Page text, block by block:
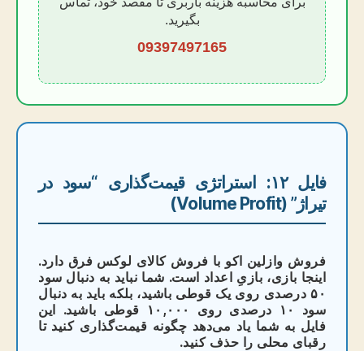
بگیرید.
09397497165
فایل ۱۲: استراتژی قیمت‌گذاری “سود در
تیراژ” (Volume Profit)
فروش وازلین اکو با فروش کالای لوکس فرق دارد.
اینجا بازی، بازیِ اعداد است. شما نباید به دنبال سود
۵۰ درصدی روی یک قوطی باشید، بلکه باید به دنبال
سود ۱۰ درصدی روی ۱۰,۰۰۰ قوطی باشید. این
فایل به شما یاد می‌دهد چگونه قیمت‌گذاری کنید تا
رقبای محلی را حذف کنید.